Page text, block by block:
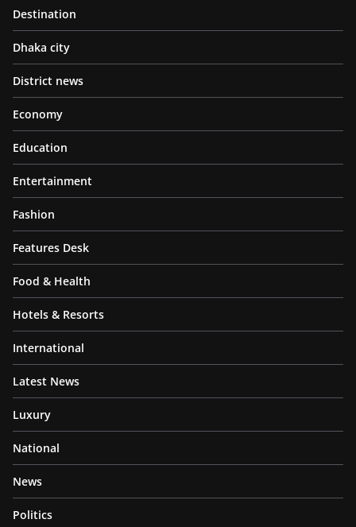
Destination
Dhaka city
District news
Economy
Education
Entertainment
Fashion
Features Desk
Food & Health
Hotels & Resorts
International
Latest News
Luxury
National
News
Politics